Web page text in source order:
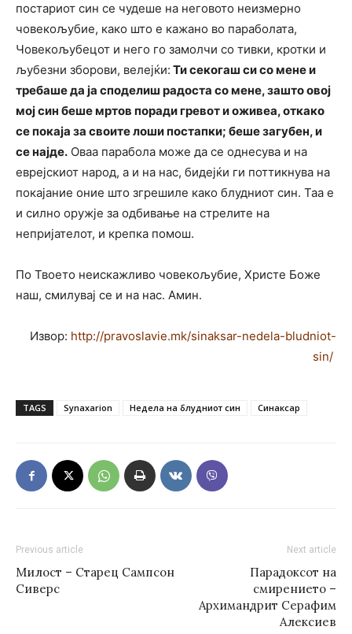
постариот син се чудеше на неговото неизмерно
човекољубие, како што е кажано во параболата,
Човекољубецот и него го замолчи со тивки, кротки и
љубезни зборови, велејќи: Ти секогаш си со мене и
требаше да ја споделиш радоста со мене, зашто овој
мој син беше мртов поради гревот и оживеа, откако
се покаја за своите лоши постапки; беше загубен, и
се најде. Оваа парабола може да се однесува и на
еврејскиот народ, а и на нас, бидејќи ги поттикнува на
покајание оние што згрешиле како блудниот син. Таа е
и силно оружје за одбивање на стрелите на
непријателот, и крепка помош.
По Твоето неискажливо човекољубие, Христе Боже
наш, смилувај се и на нас. Амин.
Извор: http://pravoslavie.mk/sinaksar-nedela-bludniot-
sin/
TAGS Synaxarion Недела на блудниот син Синаксар
Previous article
Милост – Старец Сампсон
Сиверс
Next article
Парадоксот на
смирението –
Архимандрит Серафим
Алексиев